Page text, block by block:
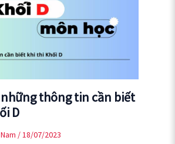
những thông tin cần biết
D
/ 18/07/2023